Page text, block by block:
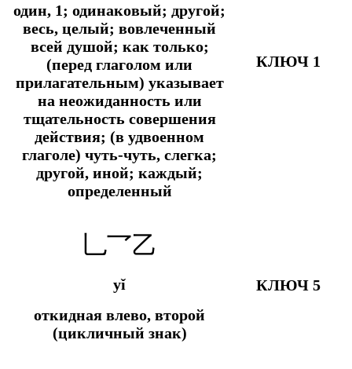
один, 1; одинаковый; другой;
весь, целый; вовлеченный
всей душой; как только;
(перед глаголом или
прилагательным) указывает
на неожиданность или
тщательность совершения
действия; (в удвоенном
глаголе) чуть-чуть, слегка;
другой, иной; каждый;
определенный
КЛЮЧ 1
乚乛乙
yǐ
откидная влево, второй
(цикличный знак)
КЛЮЧ 5